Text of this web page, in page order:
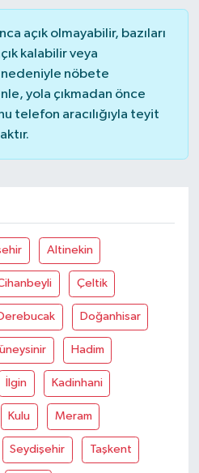
açık olmayabilir, bazıları
kalabilir veya
nöbete
yola çıkmadan önce
telefon aracılığıyla teyit
Altinekin
Çeltik
Doğanhisar
Hadim
İlgin Kadinhani
Kulu Meram
Seydişehir Taşkent